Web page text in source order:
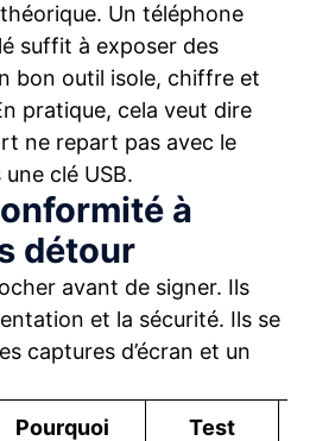
théorique. Un téléphone
suffit à exposer des
bon outil isole, chiffre et
pratique, cela veut dire
ne repart pas avec le
clé USB.
à
détour
avant de signer. Ils
et la sécurité. Ils se
captures d’écran et un
Pourquoi
Test